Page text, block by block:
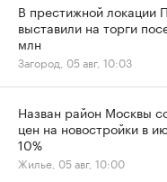
В престижной локации
выставили на торги
млн
Загород, 05 авг, 10:03
Назван район Москвы
цен на новостройки в
10%
Жилье, 05 авг, 10:00